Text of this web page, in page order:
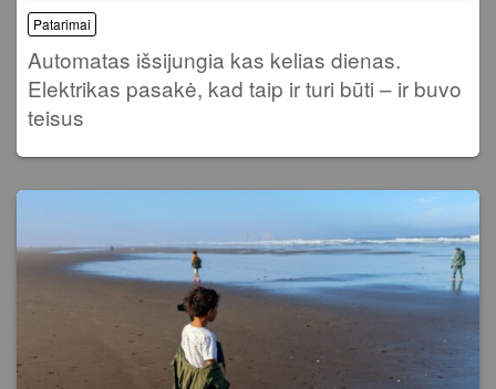
Patarimai
Automatas išsijungia kas kelias dienas.
Elektrikas pasakė, kad taip ir turi būti – ir buvo
teisus